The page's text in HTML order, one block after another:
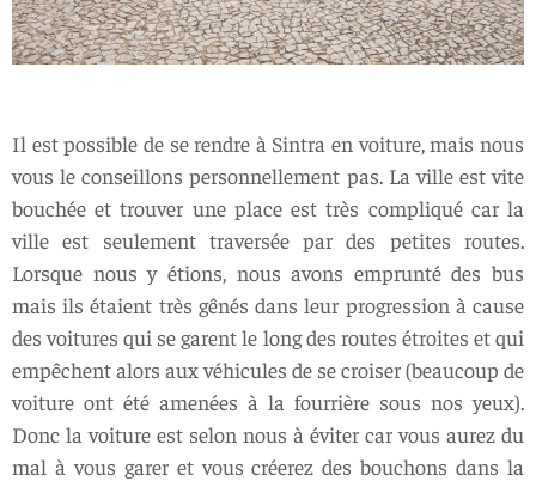
Il est possible de se rendre à Sintra en voiture, mais nous
vous le conseillons personnellement pas. La ville est vite
bouchée et trouver une place est très compliqué car la
ville est seulement traversée par des petites routes.
Lorsque nous y étions, nous avons emprunté des bus
mais ils étaient très gênés dans leur progression à cause
des voitures qui se garent le long des routes étroites et qui
empêchent alors aux véhicules de se croiser (beaucoup de
voiture ont été amenées à la fourrière sous nos yeux).
Donc la voiture est selon nous à éviter car vous aurez du
mal à vous garer et vous créerez des bouchons dans la